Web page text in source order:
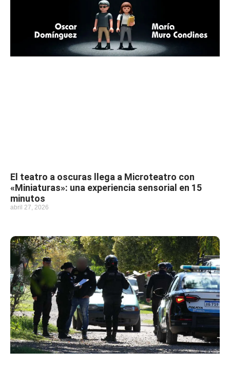
El teatro a oscuras llega a Microteatro con
«Miniaturas»: una experiencia sensorial en 15
minutos
abril 27, 2026